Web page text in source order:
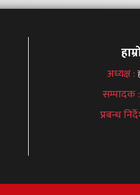
अध्यक्ष :
सम्पादक
प्रबन्ध